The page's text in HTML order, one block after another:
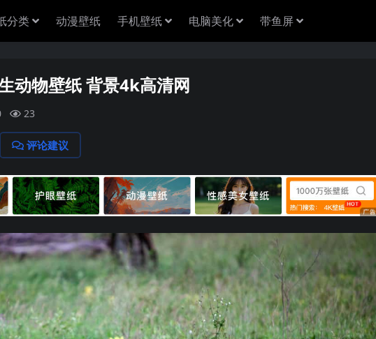
分类 动漫壁纸 手机壁纸 电脑美化 带鱼屏
动物壁纸 背景4k高清网
23
评论建议